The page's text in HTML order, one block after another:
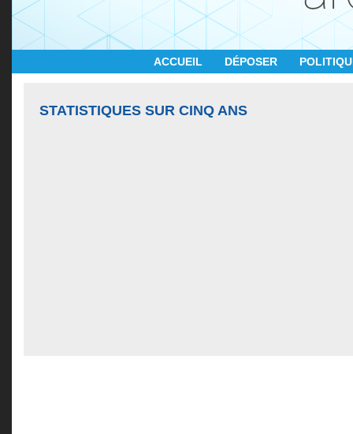
ACCUEIL DÉPOSER
STATISTIQUES SUR CINQ ANS